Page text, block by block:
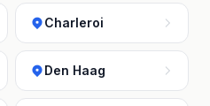
Charleroi
Den Haag